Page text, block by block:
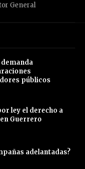
General
públicos
ley el derecho a
Guerrero
adelantadas?